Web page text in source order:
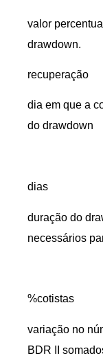
valor
drawdown.
recuperação
dia em que a
do drawdown
dias
duração do
necessários
%cotistas
variação no
BDR II